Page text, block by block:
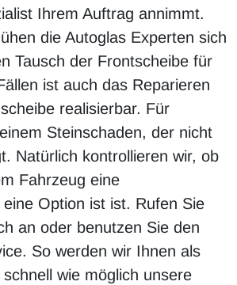
Ihrem Auftrag annimmt.
die Autoglas Experten sich
Tausch der Frontscheibe für
ist auch das Reparieren
realisierbar. Für
Steinschaden, der nicht
Natürlich kontrollieren wir, ob
Fahrzeug eine
Option ist ist. Rufen Sie
an oder benutzen Sie den
So werden wir Ihnen als
wie möglich unsere